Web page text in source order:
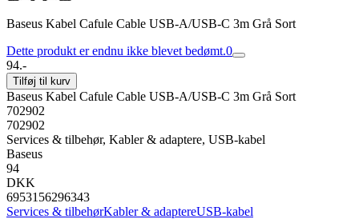
Baseus Kabel Cafule Cable USB-A/USB-C 3m Grå Sort
Dette produkt er endnu ikke blevet bedømt.0
94.-
Tilføj til kurv
Baseus Kabel Cafule Cable USB-A/USB-C 3m Grå Sort
702902
702902
Services & tilbehør, Kabler & adaptere, USB-kabel
Baseus
94
DKK
6953156296343
Services & tilbehørKabler & adaptereUSB-kabel